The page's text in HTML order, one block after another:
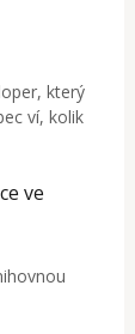
který
ví, kolik
ve